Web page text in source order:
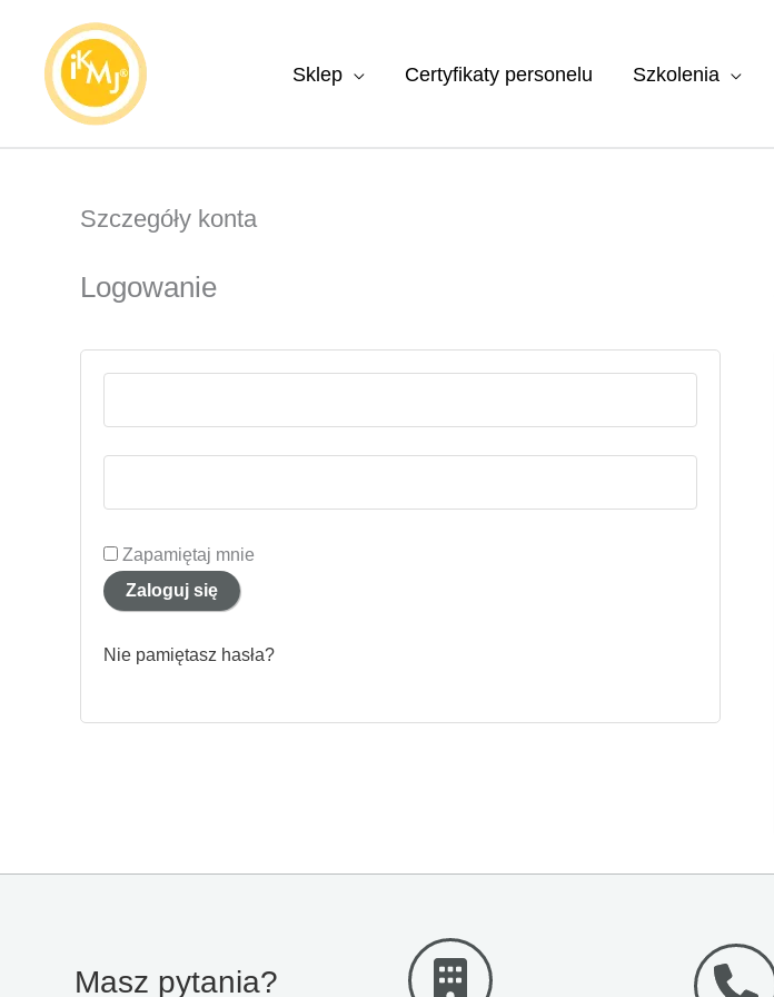
Sklep Certyfikaty personelu Szkolenia
Szczegóły konta
Logowanie
Zapamiętaj mnie
Zaloguj się
Nie pamiętasz hasła?
Masz pytania?